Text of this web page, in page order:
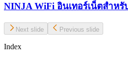
NINJA WiFi อินเทอร์เน็ตสำห
Next slide Previous slide
Index